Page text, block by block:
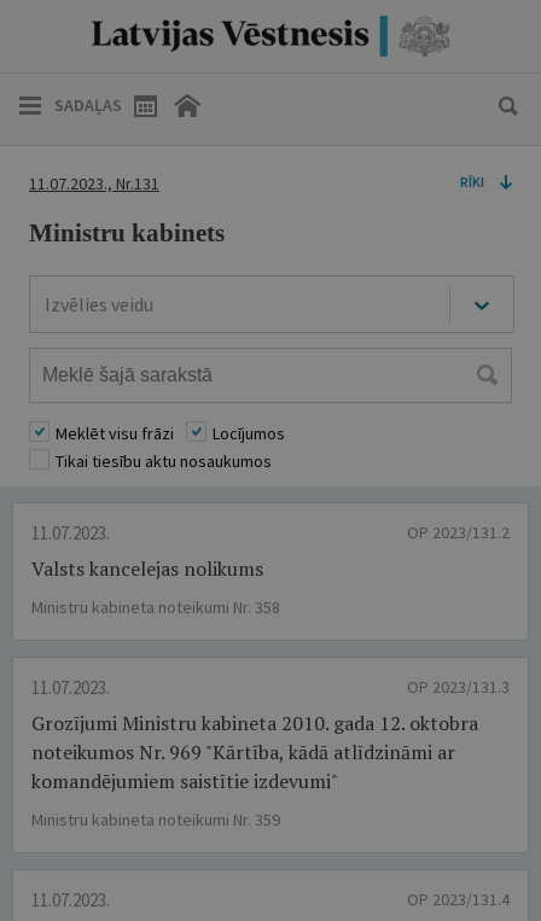
SADAĻAS
11.07.2023., Nr.131 RĪKI
Ministru kabinets
Izvēlies veidu
Meklēt visu frāzi
Locījumos
Tikai tiesību aktu nosaukumos
11.07.2023. OP 2023/131.2
Valsts kancelejas nolikums
Ministru kabineta noteikumi Nr. 358
11.07.2023. OP 2023/131.3
Grozījumi Ministru kabineta 2010. gada 12. oktobra
noteikumos Nr. 969 "Kārtība, kādā atlīdzināmi ar
komandējumiem saistītie izdevumi"
Ministru kabineta noteikumi Nr. 359
11.07.2023. OP 2023/131.4